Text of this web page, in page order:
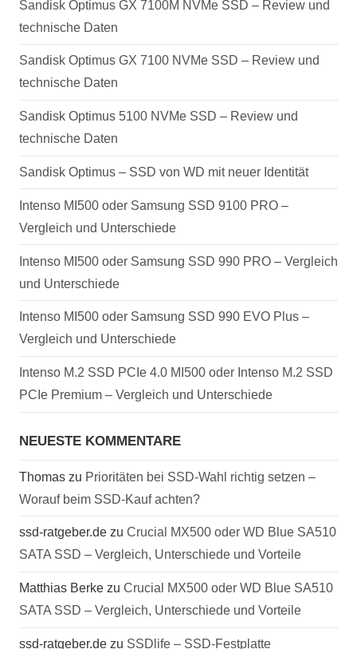
Sandisk Optimus GX 7100M NVMe SSD – Review und
technische Daten
Sandisk Optimus GX 7100 NVMe SSD – Review und
technische Daten
Sandisk Optimus 5100 NVMe SSD – Review und
technische Daten
Sandisk Optimus – SSD von WD mit neuer Identität
Intenso MI500 oder Samsung SSD 9100 PRO –
Vergleich und Unterschiede
Intenso MI500 oder Samsung SSD 990 PRO – Vergleich
und Unterschiede
Intenso MI500 oder Samsung SSD 990 EVO Plus –
Vergleich und Unterschiede
Intenso M.2 SSD PCIe 4.0 MI500 oder Intenso M.2 SSD
PCIe Premium – Vergleich und Unterschiede
NEUESTE KOMMENTARE
Thomas zu Prioritäten bei SSD-Wahl richtig setzen –
Worauf beim SSD-Kauf achten?
ssd-ratgeber.de zu Crucial MX500 oder WD Blue SA510
SATA SSD – Vergleich, Unterschiede und Vorteile
Matthias Berke zu Crucial MX500 oder WD Blue SA510
SATA SSD – Vergleich, Unterschiede und Vorteile
ssd-ratgeber.de zu SSDlife – SSD-Festplatte